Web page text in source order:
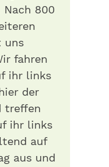
800
uns
fahren
ihr links
der
treffen
ihr links
auf
aus und